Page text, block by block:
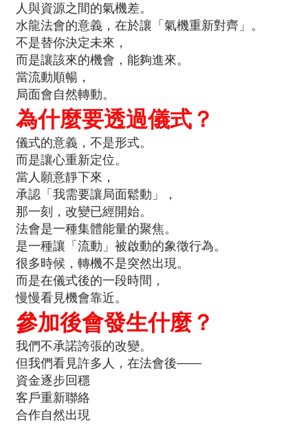
人與資源之間的氣機差。
水龍法會的意義，在於讓「氣機重新對齊」。
不是替你決定未來，
而是讓該來的機會，能夠進來。
當流動順暢，
局面會自然轉動。
為什麼要透過儀式？
儀式的意義，不是形式。
而是讓心重新定位。
當人願意靜下來，
承認「我需要讓局面鬆動」，
那一刻，改變已經開始。
法會是一種集體能量的聚焦。
是一種讓「流動」被啟動的象徵行為。
很多時候，轉機不是突然出現。
而是在儀式後的一段時間，
慢慢看見機會靠近。
參加後會發生什麼？
我們不承諾誇張的改變。
但我們看見許多人，在法會後——
資金逐步回穩
客戶重新聯絡
合作自然出現